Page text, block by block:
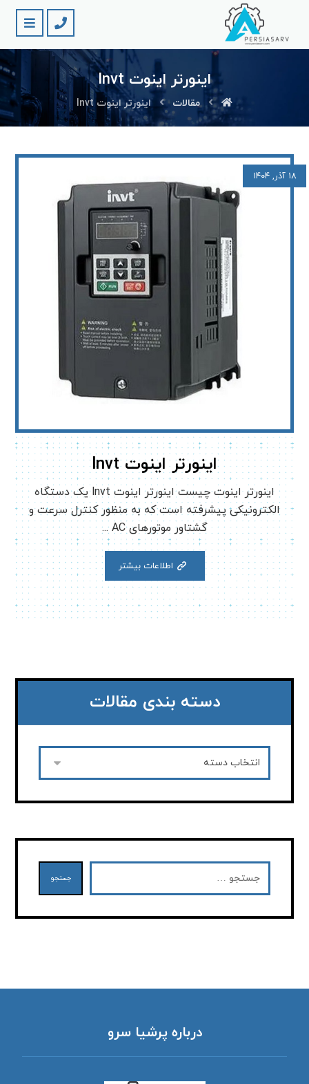
اینورتر اینوت lnvt
مقالات اینورتر اینوت lnvt
اینورتر اینوت lnvt
۱۸ آذر, ۱۴۰۴
اینورتر اینوت چیست اینورتر اینوت lnvt یک دستگاه
الکترونیکی پیشرفته است که به منظور کنترل سرعت و
گشتاور موتورهای AC ...
اطلاعات بیشتر
دسته بندی مقالات
جستجو
درباره پرشیا سرو